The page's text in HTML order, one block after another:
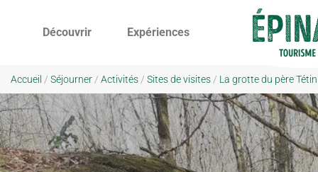
Découvrir Expériences
Accueil / Séjourner / Activités / Sites de visites / La grotte du père